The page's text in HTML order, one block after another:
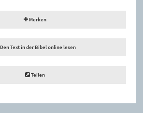
Merken
Den Text in der Bibel online lesen
Teilen